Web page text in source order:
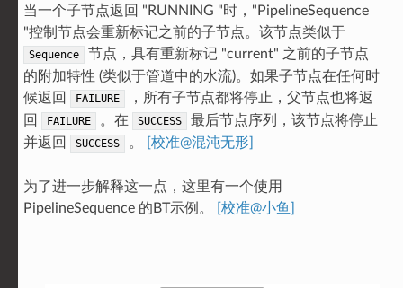
当一个子节点返回 "RUNNING "时，"PipelineSequence
"控制节点会重新标记之前的子节点。该节点类似于
Sequence
节点，具有重新标记 "current" 之前的子节点
的附加特性 (类似于管道中的水流)。如果子节点在任何时
候返回
FAILURE
，所有子节点都将停止，父节点也将返
回
FAILURE 。在 SUCCESS
最后节点序列，该节点将停止
并返回
SUCCESS 。 [校准@混沌无形]
为了进一步解释这一点，这里有一个使用
PipelineSequence 的BT示例。
[校准@小鱼]